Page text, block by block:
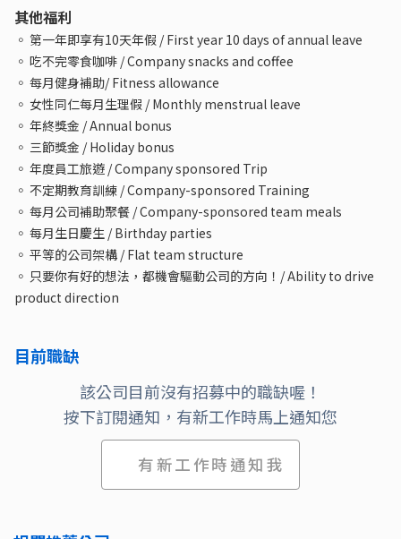
其他福利
◦ 第一年即享有10天年假 / First year 10 days of annual leave
◦ 吃不完零食咖啡 / Company snacks and coffee
◦ 每月健身補助/ Fitness allowance
◦ 女性同仁每月生理假 / Monthly menstrual leave
◦ 年終獎金 / Annual bonus
◦ 三節獎金 / Holiday bonus
◦ 年度員工旅遊 / Company sponsored Trip
◦ 不定期教育訓練 / Company-sponsored Training
◦ 每月公司補助聚餐 / Company-sponsored team meals
◦ 每月生日慶生 / Birthday parties
◦ 平等的公司架構 / Flat team structure
◦ 只要你有好的想法，都機會驅動公司的方向！/ Ability to drive
product direction
目前職缺
該公司目前沒有招募中的職缺喔！
按下訂閱通知，有新工作時馬上通知您
有新工作時通知我